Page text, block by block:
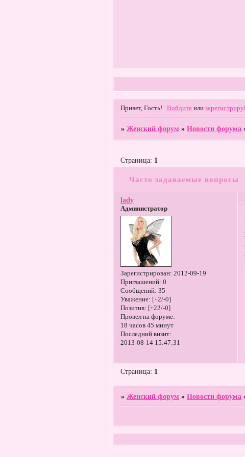
Привет, Гость! Войдите или
»Женский форум »Новости форума
Часто задаваемые вопросы
Страница: 1
lady
Администратор
Зарегистрирован: 2012-09-19
Приглашений: 0
Сообщений: 35
Уважение: [+2/-0]
Позитив: [+22/-0]
Провел на форуме:
18 часов 45 минут
Последний визит:
2013-08-14 15:47:31
Страница: 1
»Женский форум »Новости форума